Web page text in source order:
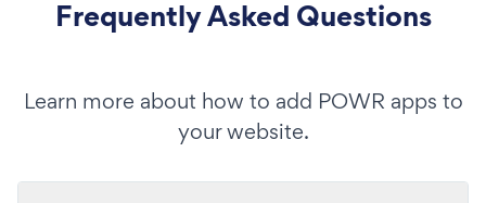
Frequently Asked Questions
Learn more about how to add POWR apps to
your website.